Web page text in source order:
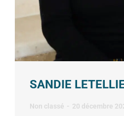
SANDIE
Non classé 20 décembre